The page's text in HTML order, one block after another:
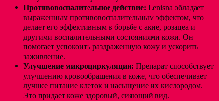
Противовоспалительное действие: Lenisna обладает
выраженным противовоспалительным эффектом, что
делает его эффективным в борьбе с акне, розацеа и
другими воспалительными состояниями кожи. Он
помогает успокоить раздраженную кожу и ускорить
заживление.
Улучшение микроциркуляции: Препарат способствует
улучшению кровообращения в коже, что обеспечивает
лучшее питание клеток и насыщение их кислородом.
Это придает коже здоровый, сияющий вид.